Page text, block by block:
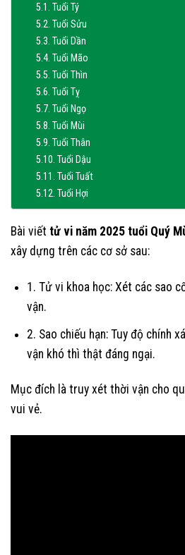
Tuổi Tý
Tuổi Sửu
Tuổi Dần
Tuổi Mão
Tuổi Thìn
Tuổi Tỵ
Tuổi Ngọ
Tuổi Mùi
Tuổi Thân
Tuổi Dậu
Tuổi Tuất
Tuổi Hợi
Bài viết tử vi năm 2025 tuổi Quý
xây dựng trên các cơ sở sau:
1. Tử vi khoa học: Xét các sao
vận.
2. Sao chiếu hạn: Tuy độ chính
vận khó thì thật đáng ngại.
Mục đích là truy xét thời vận cho
vui vẻ.